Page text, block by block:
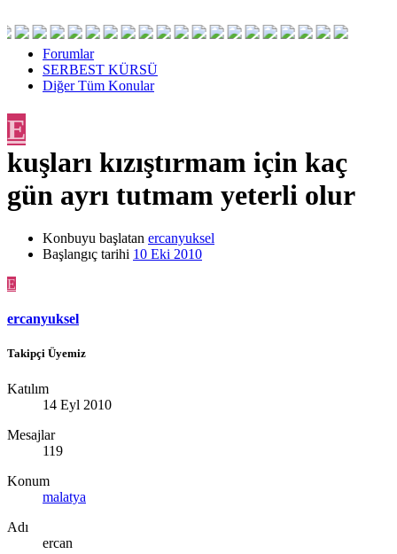
Forumlar
SERBEST KÜRSÜ
Diğer Tüm Konular
E
kuşları kızıştırmam için kaç
gün ayrı tutmam yeterli olur
Konbuyu başlatan ercanyuksel
Başlangıç tarihi 10 Eki 2010
E
ercanyuksel
Takipçi Üyemiz
Katılım
14 Eyl 2010
Mesajlar
119
Konum
malatya
Adı
ercan